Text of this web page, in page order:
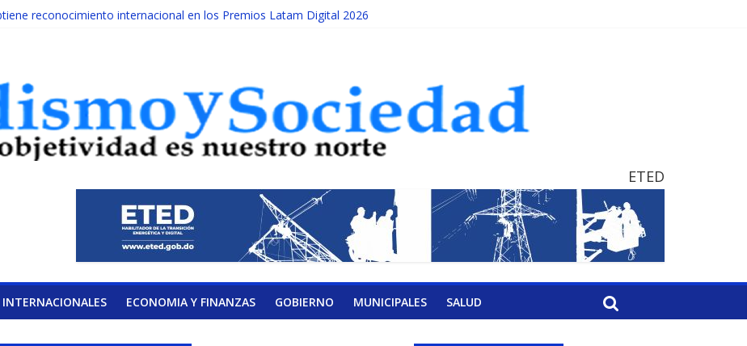
reconocimiento internacional en los Premios Latam Digital 2026
calendario de Consulta Nacional por la Educación
ETED
INTERNACIONALES ECONOMIA Y FINANZAS GOBIERNO MUNICIPALES SALUD